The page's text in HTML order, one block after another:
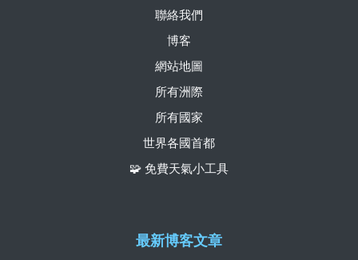
聯絡我們
博客
網站地圖
所有洲際
所有國家
世界各國首都
🧩 免費天氣小工具
最新博客文章